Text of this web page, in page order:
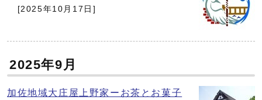
[2025年10月17日]
2025年9月
加佐地域大庄屋上野家ーお茶とお菓子